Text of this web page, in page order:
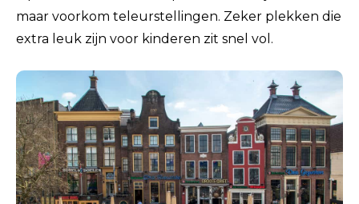
maar voorkom teleurstellingen. Zeker plekken die
extra leuk zijn voor kinderen zit snel vol.